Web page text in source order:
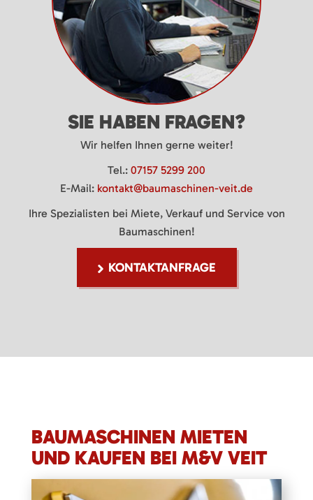
SIE HABEN FRAGEN?
Wir helfen Ihnen gerne weiter!
Tel.: 07157 5299 200
E-Mail: kontakt@baumaschinen-veit.de
Ihre Spezialisten bei Miete, Verkauf und Service von
Baumaschinen!
KONTAKTANFRAGE
BAUMASCHINEN MIETEN
UND KAUFEN BEI M&V VEIT